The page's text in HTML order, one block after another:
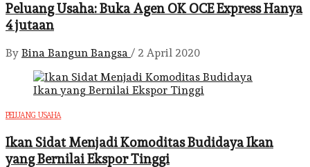
Peluang Usaha: Buka Agen OK OCE Express Hanya
4 jutaan
By Bina Bangun Bangsa / 2 April 2020
PELUANG USAHA
Ikan Sidat Menjadi Komoditas Budidaya Ikan
yang Bernilai Ekspor Tinggi